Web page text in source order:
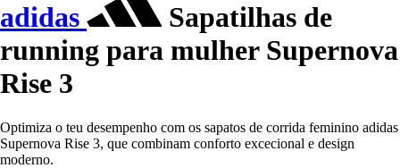
adidas
Sapatilhas de
running para mulher Supernova
Rise 3
Optimiza o teu desempenho com os sapatos de corrida feminino adidas
Supernova Rise 3, que combinam conforto excecional e design
moderno.